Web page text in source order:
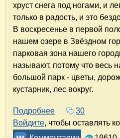
хруст снега под ногами, и
только в радость, и это
В воскресенье в первой
нашем озере в Звёздном
парковая зона нашего
называют, потому что весь
большой парк - цветы,
кустарник, лес вокруг.
Подробнее о Солнечное
30
Войдите, чтобы оставлять